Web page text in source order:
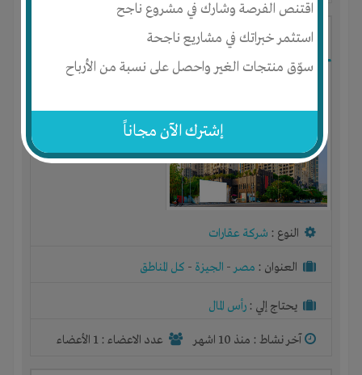
اقتنص الفرصة وشارك في مشروع ناجح
استثمر خبراتك في مشاريع ناجحة
سوّق منتجات الغير واحصل على نسبة من الأرباح
إشترك الآن مجاناً
شركه تطوير عقاري
النوع : شركة عقارات
العنوان : مصر- الجيزة - كل المناطق
يحتاج إلي : رأس المال
آخر نشاط : منذ 10 اشهر عدد الاعضاء : 1 الأعضاء